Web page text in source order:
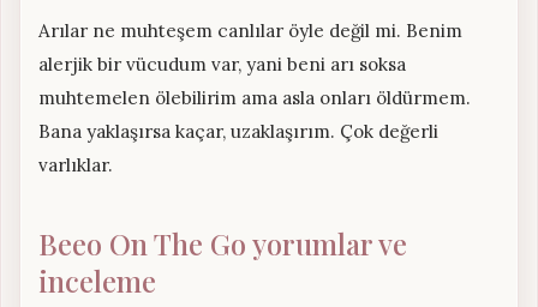
Arılar ne muhteşem canlılar öyle değil mi. Benim
alerjik bir vücudum var, yani beni arı soksa
muhtemelen ölebilirim ama asla onları öldürmem.
Bana yaklaşırsa kaçar, uzaklaşırım. Çok değerli
varlıklar.
Beeo On The Go yorumlar ve
inceleme